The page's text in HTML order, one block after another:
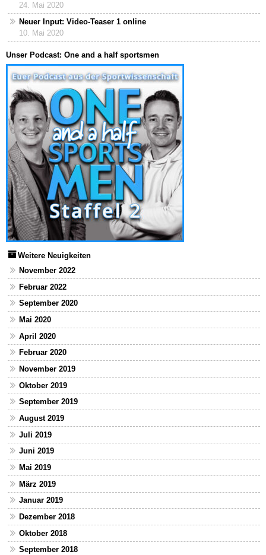
24. Mai 2020
Neuer Input: Video-Teaser 1 online
10. Mai 2020
Unser Podcast: One and a half sportsmen
Weitere Neuigkeiten
November 2022
Februar 2022
September 2020
Mai 2020
April 2020
Februar 2020
November 2019
Oktober 2019
September 2019
August 2019
Juli 2019
Juni 2019
Mai 2019
März 2019
Januar 2019
Dezember 2018
Oktober 2018
September 2018